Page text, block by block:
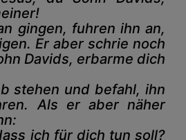
gingen, fuhren ihn an,
Er aber schrie noch
Davids, erbarme dich
stehen und befahl, ihn
Als er aber näher
ich für dich tun soll?